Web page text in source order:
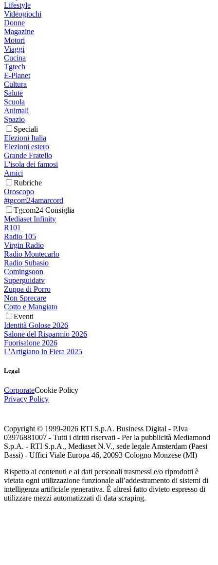
Lifestyle
Videogiochi
Donne
Magazine
Motori
Viaggi
Cucina
Tgtech
E-Planet
Cultura
Salute
Scuola
Animali
Spazio
Speciali
Elezioni Italia
Elezioni estero
Grande Fratello
L'isola dei famosi
Amici
Rubriche
Oroscopo
#tgcom24amarcord
Tgcom24 Consiglia
Mediaset Infinity
R101
Radio 105
Virgin Radio
Radio Montecarlo
Radio Subasio
Comingsoon
Superguidatv
Zuppa di Porro
Non Sprecare
Cotto e Mangiato
Eventi
Identità Golose 2026
Salone del Risparmio 2026
Fuorisalone 2026
L'Artigiano in Fiera 2025
Legal
CorporateCookie Policy
Privacy Policy
Copyright © 1999-2026 RTI S.p.A. Business Digital - P.Iva
03976881007 - Tutti i diritti riservati - Per la pubblicità Mediamond
S.p.A. - RTI S.p.A., Mediaset N.V., sede legale Amsterdam (Paesi
Bassi) - Uffici Viale Europa 46, 20093 Cologno Monzese (MI)
Rispetto ai contenuti e ai dati personali trasmessi e/o riprodotti è
vietata ogni utilizzazione funzionale all’addestramento di sistemi di
intelligenza artificiale generativa. È altresì fatto divieto espresso di
utilizzare mezzi automatizzati di data scraping.